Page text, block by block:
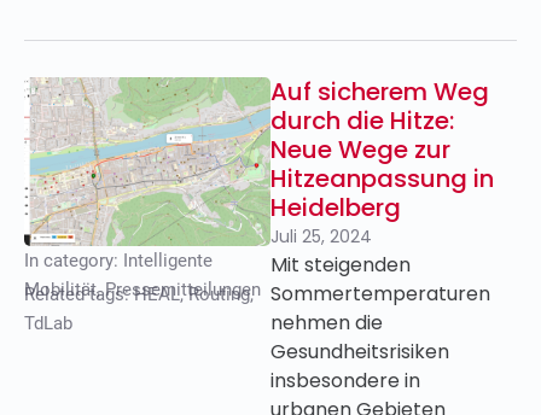
In category: Intelligente
Mobilität,Pressemitteilungen
Related tags:HEAL,Routing,
TdLab
Auf sicherem Weg
durch die Hitze:
Neue Wege zur
Hitzeanpassung in
Heidelberg
Juli 25, 2024
Mit steigenden
Sommertemperaturen
nehmen die
Gesundheitsrisiken
insbesondere in